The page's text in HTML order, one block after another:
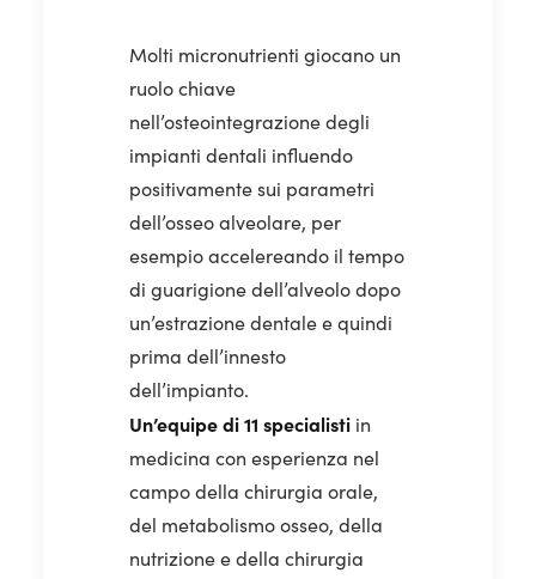
Molti micronutrienti giocano un
ruolo chiave
nell’osteointegrazione degli
impianti dentali influendo
positivamente sui parametri
dell’osseo alveolare, per
esempio accelereando il tempo
di guarigione dell’alveolo dopo
un’estrazione dentale e quindi
prima dell’innesto
dell’impianto.
Un’equipe di 11 specialisti in
medicina con esperienza nel
campo della chirurgia orale,
del metabolismo osseo, della
nutrizione e della chirurgia